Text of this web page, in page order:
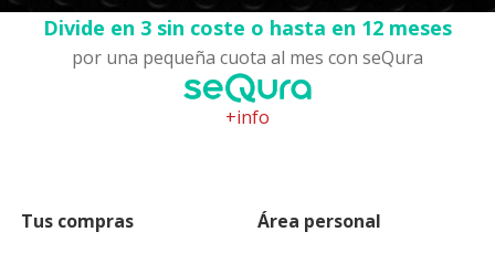
Divide en 3 sin coste o hasta en 12 meses
por una pequeña cuota al mes con seQura
+info
Tus compras Área personal